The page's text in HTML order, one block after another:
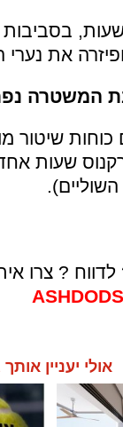
את נערי
המשטרה
כוחות שיטור
שעות
השוליים).
לדווח ? צרו
אולי יעניין